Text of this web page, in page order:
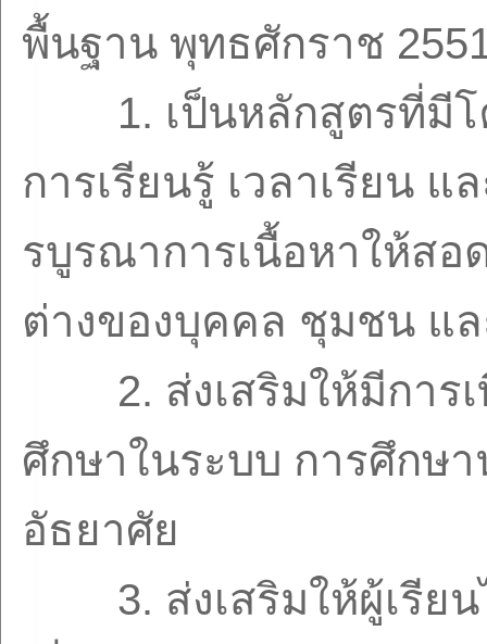
พื้นฐาน พุทธศักราช
1. เป็นหลักสูตรที่มี
การเรียนรู้ เวลาเรียน แ
รบูรณาการเนื้อหาให้ส
ต่างของบุคคล ชุมชน แ
2. ส่งเสริมให้มีการ
ศึกษาในระบบ การศึกษ
อัธยาศัย
3. ส่งเสริมให้ผู้เรี